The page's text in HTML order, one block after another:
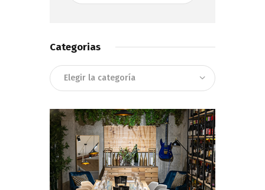
Categorias
Categorias